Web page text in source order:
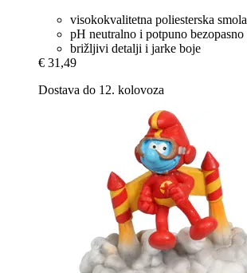
visokokvalitetna poliesterska smola
pH neutralno i potpuno bezopasno
brižljivi detalji i jarke boje
€ 31,49
Dostava do 12. kolovoza